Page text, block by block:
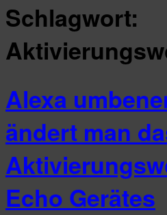
Schlagwort:
Alexa
ändert man
Echo Gerätes